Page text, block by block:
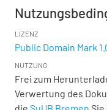
LIZENZ
Public Domain Mark
NUTZUNG
Frei zum
Verwertung des